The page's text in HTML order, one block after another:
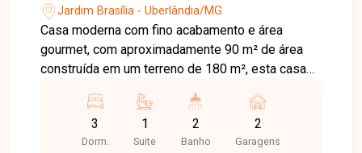
Jardim Brasília - Uberlândia/MG
Casa moderna com fino acabamento e área
gourmet, com aproximadamente 90 m² de área
construída em um terreno de 180 m², esta casa
incluindo uma suíte, além de uma sala ampla em
três ambientes. A cozinha funcional complementa
o espaço interno. Na área externa, a linda área
3
Dorm.
1
Suite
2
Banho
2
Garagens